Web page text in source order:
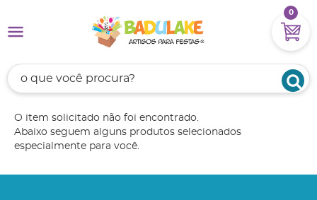
0
O item solicitado não foi encontrado.
Abaixo seguem alguns produtos selecionados
especialmente para você.